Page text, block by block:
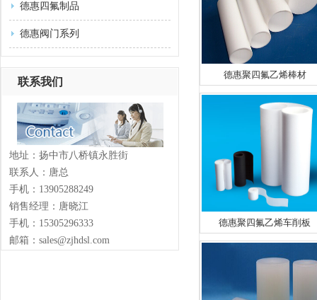
德惠四氟制品
德惠阀门系列
联系我们
地址：扬中市八桥镇永胜街
联系人：唐总
手机：13905288249
销售经理：唐晓江
手机：15305296333
邮箱：sales@zjhdsl.com
德惠聚四氟乙烯棒材
德惠聚四氟乙烯车削板